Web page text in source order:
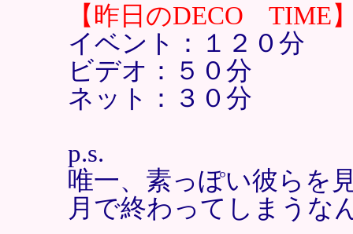
【昨日のDECO TIME
イベント：１２０分
ビデオ：５０分
ネット：３０分
p.s.
唯一、素っぽい彼らを
月で終わってしまうな